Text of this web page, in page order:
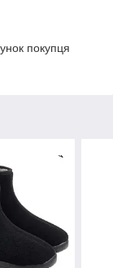
покупця